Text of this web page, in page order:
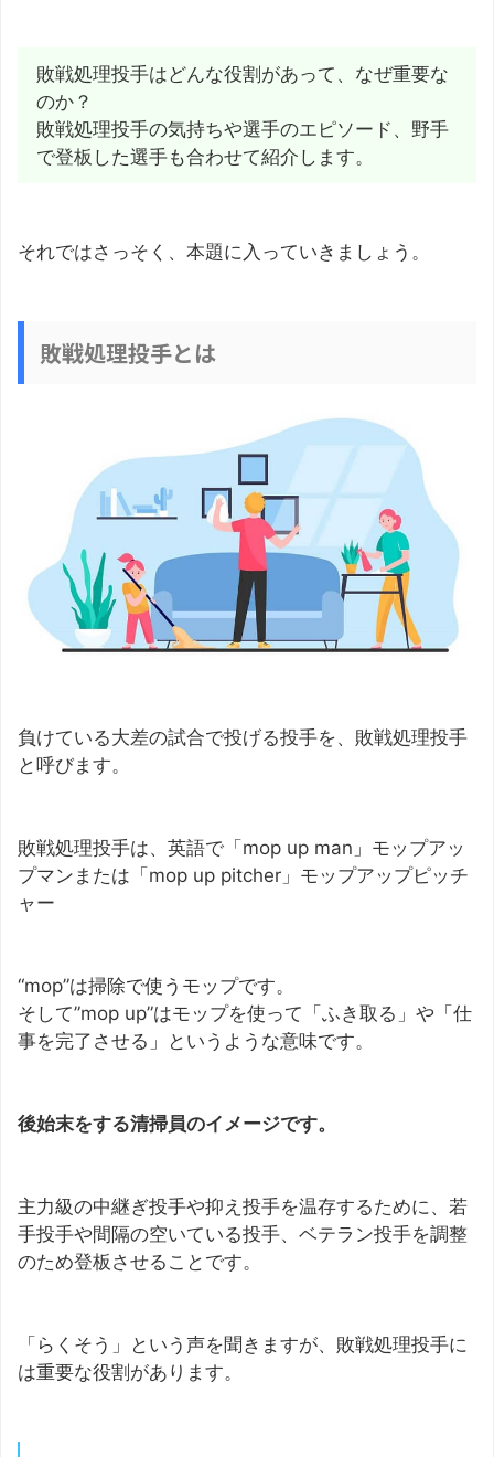
敗戦処理投手はどんな役割があって、なぜ重要な
のか？
敗戦処理投手の気持ちや選手のエピソード、野手
で登板した選手も合わせて紹介します。
それではさっそく、本題に入っていきましょう。
敗戦処理投手とは
負けている大差の試合で投げる投手を、敗戦処理投手
と呼びます。
敗戦処理投手は、英語で「mop up man」モップアッ
プマンまたは「mop up pitcher」モップアップピッチ
ャー
“mop”は掃除で使うモップです。
そして”mop up”はモップを使って「ふき取る」や「仕
事を完了させる」というような意味です。
後始末をする清掃員のイメージです。
主力級の中継ぎ投手や抑え投手を温存するために、若
手投手や間隔の空いている投手、ベテラン投手を調整
のため登板させることです。
「らくそう」という声を聞きますが、敗戦処理投手に
は重要な役割があります。